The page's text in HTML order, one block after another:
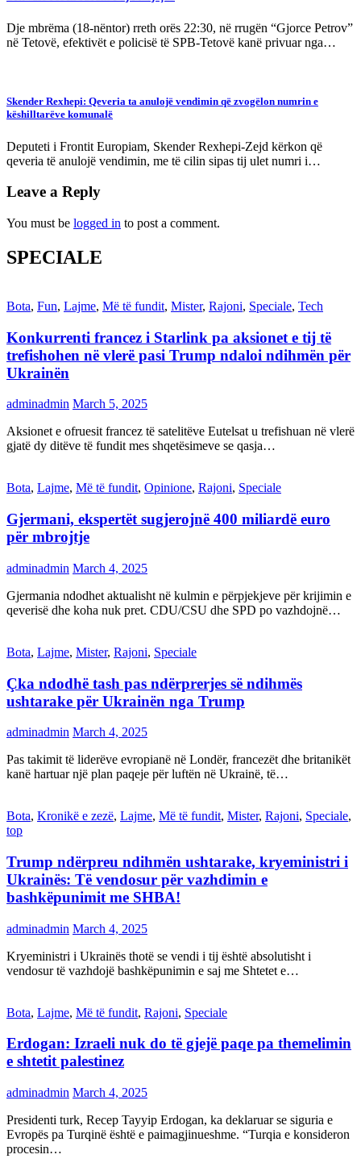
Dje mbrëma (18-nëntor) rreth orës 22:30, në rrugën “Gjorce Petrov”
në Tetovë, efektivët e policisë të SPB-Tetovë kanë privuar nga…
Skender Rexhepi: Qeveria ta anulojë vendimin që zvogëlon numrin e
këshilltarëve komunalë
Deputeti i Frontit Europiam, Skender Rexhepi-Zejd kërkon që
qeveria të anulojë vendimin, me të cilin sipas tij ulet numri i…
Leave a Reply
You must be logged in to post a comment.
SPECIALE
Bota, Fun, Lajme, Më të fundit, Mister, Rajoni, Speciale, Tech
Konkurrenti francez i Starlink pa aksionet e tij të
trefishohen në vlerë pasi Trump ndaloi ndihmën për
Ukrainën
adminadmin March 5, 2025
Aksionet e ofruesit francez të satelitëve Eutelsat u trefishuan në vlerë
gjatë dy ditëve të fundit mes shqetësimeve se qasja…
Bota, Lajme, Më të fundit, Opinione, Rajoni, Speciale
Gjermani, ekspertët sugjerojnë 400 miliardë euro
për mbrojtje
adminadmin March 4, 2025
Gjermania ndodhet aktualisht në kulmin e përpjekjeve për krijimin e
qeverisë dhe koha nuk pret. CDU/CSU dhe SPD po vazhdojnë…
Bota, Lajme, Mister, Rajoni, Speciale
Çka ndodhë tash pas ndërprerjes së ndihmës
ushtarake për Ukrainën nga Trump
adminadmin March 4, 2025
Pas takimit të liderëve evropianë në Londër, francezët dhe britanikët
kanë hartuar një plan paqeje për luftën në Ukrainë, të…
Bota, Kronikë e zezë, Lajme, Më të fundit, Mister, Rajoni, Speciale,
top
Trump ndërpreu ndihmën ushtarake, kryeministri i
Ukrainës: Të vendosur për vazhdimin e
bashkëpunimit me SHBA!
adminadmin March 4, 2025
Kryeministri i Ukrainës thotë se vendi i tij është absolutisht i
vendosur të vazhdojë bashkëpunimin e saj me Shtetet e…
Bota, Lajme, Më të fundit, Rajoni, Speciale
Erdogan: Izraeli nuk do të gjejë paqe pa themelimin
e shtetit palestinez
adminadmin March 4, 2025
Presidenti turk, Recep Tayyip Erdogan, ka deklaruar se siguria e
Evropës pa Turqinë është e paimagjinueshme. “Turqia e konsideron
procesin…